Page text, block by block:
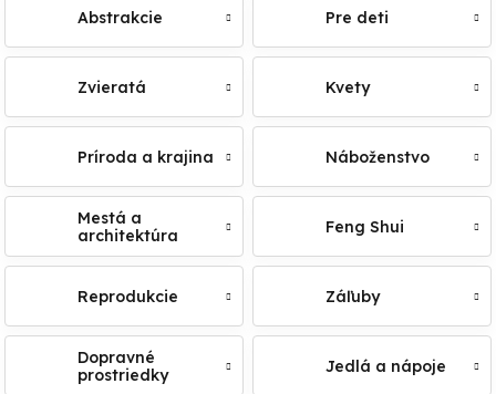
Abstrakcie Pre deti
Zvieratá Kvety
Príroda a krajina Náboženstvo
Mestá a
architektúra
Feng Shui
Reprodukcie Záľuby
Dopravné
prostriedky
Jedlá a nápoje